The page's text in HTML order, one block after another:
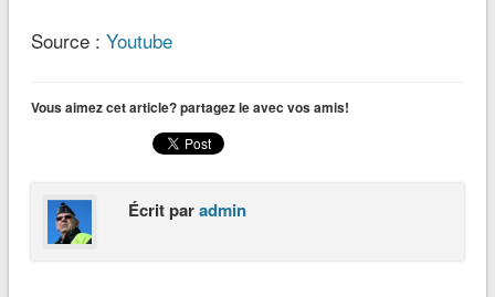
Source : Youtube
Vous aimez cet article? partagez le avec vos amis!
Écrit paradmin